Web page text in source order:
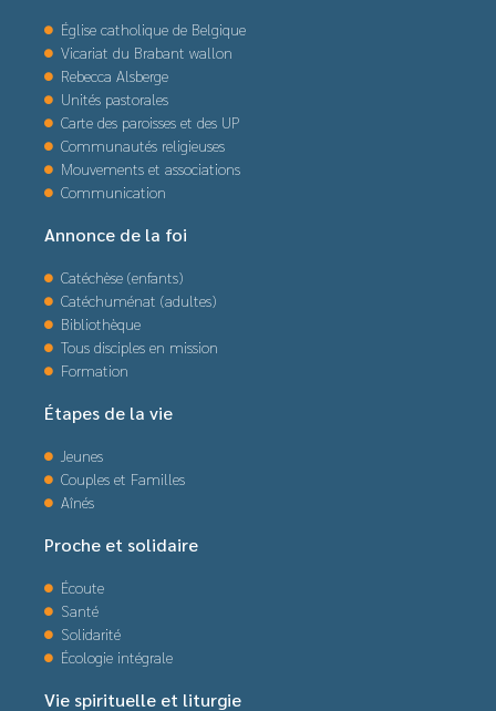
Église catholique de Belgique
Vicariat du Brabant wallon
Rebecca Alsberge
Unités pastorales
Carte des paroisses et des UP
Communautés religieuses
Mouvements et associations
Communication
Annonce de la foi
Catéchèse (enfants)
Catéchuménat (adultes)
Bibliothèque
Tous disciples en mission
Formation
Étapes de la vie
Jeunes
Couples et Familles
Aînés
Proche et solidaire
Écoute
Santé
Solidarité
Écologie intégrale
Vie spirituelle et liturgie